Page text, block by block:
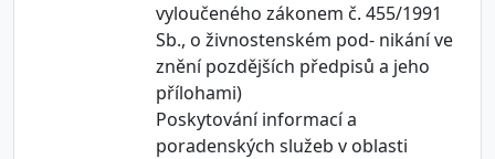
vyloučeného zákonem č. 455/1991
Sb., o živnostenském pod- nikání ve
znění pozdějších předpisů a jeho
přílohami)
Poskytování informací a
poradenských služeb v oblasti